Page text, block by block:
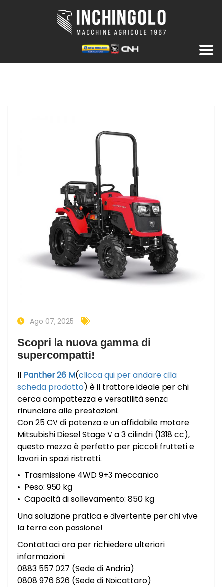
Ago 07, 2025
Scopri la nuova gamma di
supercompatti!
Il Panther 26 M(clicca qui per andare alla
scheda prodotto) è il trattore ideale per chi
cerca compattezza e versatilità senza
rinunciare alle prestazioni.
Con 25 CV di potenza e un affidabile motore
Mitsubishi Diesel Stage V a 3 cilindri (1318 cc),
questo mezzo è perfetto per piccoli frutteti e
lavori in spazi ristretti.
•⁠ ⁠Trasmissione 4WD 9+3 meccanico
•⁠ ⁠Peso: 950 kg
•⁠ ⁠Capacità di sollevamento: 850 kg
Una soluzione pratica e divertente per chi vive
la terra con passione!
Contattaci ora per richiedere ulteriori
informazioni
0883 557 027 (Sede di Andria)
0808 976 626 (Sede di Noicattaro)